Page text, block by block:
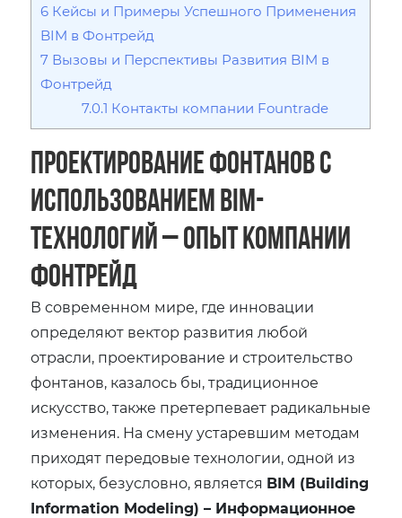
6 Кейсы и Примеры Успешного Применения
BIM в Фонтрейд
7 Вызовы и Перспективы Развития BIM в
Фонтрейд
7.0.1 Контакты компании Fountrade
Проектирование фонтанов с
использованием BIM-
технологий – Опыт Компании
Фонтрейд
В современном мире, где инновации
определяют вектор развития любой
отрасли, проектирование и строительство
фонтанов, казалось бы, традиционное
искусство, также претерпевает радикальные
изменения. На смену устаревшим методам
приходят передовые технологии, одной из
которых, безусловно, является BIM (Building
Information Modeling) – Информационное